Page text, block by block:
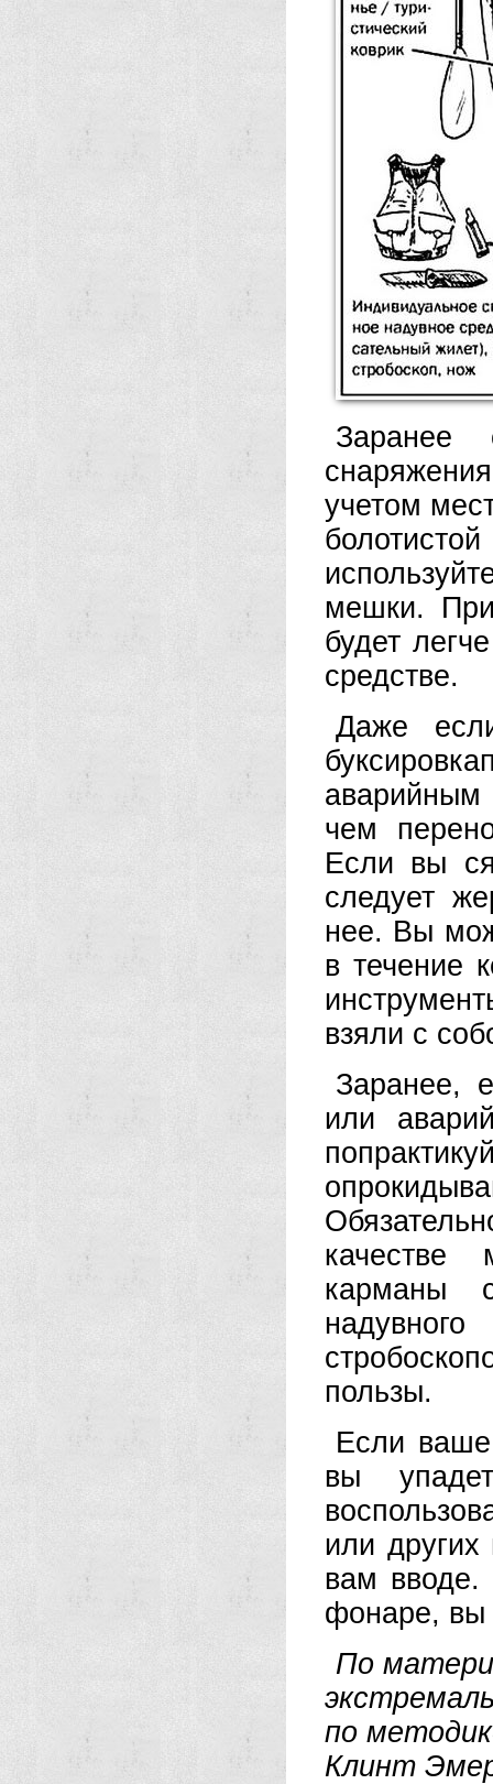
Заранее
учетом
мешки.
будет
средстве.
Даже
аварийным
чем
Если вы
следует
нее. Вы
в течение
взяли с
Заранее,
или
качестве
карманы
пользы.
Если ваше
вы
или других
вам вводе.
фонаре, вы
По
по
Клинт